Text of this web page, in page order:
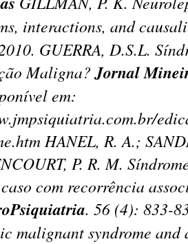
interactions, and
GUERRA, D.S.L.
Maligna?Jornal
em:
HANEL, R. A.;
P. R. M.
com recorrência
. 56 (4): 833-
malignant syndrome